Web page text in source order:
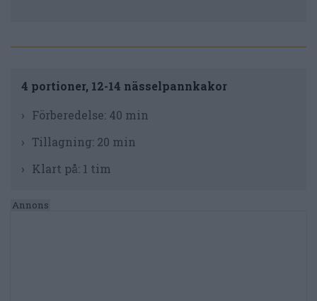
4 portioner, 12-14 nässelpannkakor
Förberedelse: 40 min
Tillagning: 20 min
Klart på: 1 tim